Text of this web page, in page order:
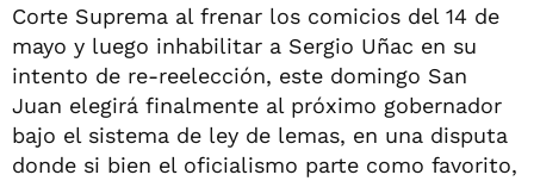
Corte Suprema al frenar los comicios del 14 de
mayo y luego inhabilitar a Sergio Uñac en su
intento de re-reelección, este domingo San
Juan elegirá finalmente al próximo gobernador
bajo el sistema de ley de lemas, en una disputa
donde si bien el oficialismo parte como favorito,